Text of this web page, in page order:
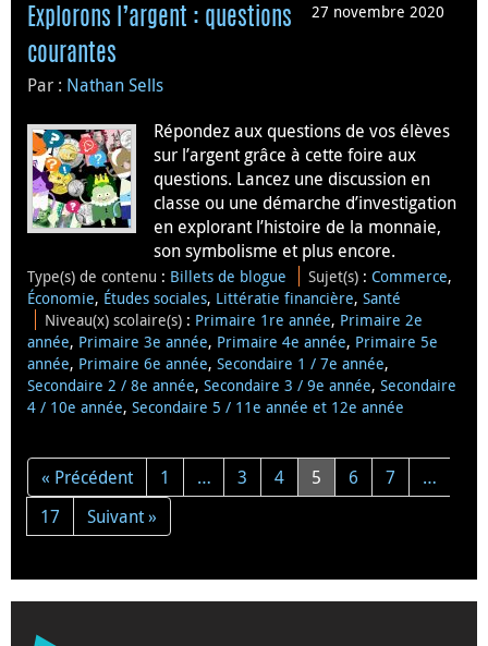
27 novembre 2020
Explorons l’argent : questions
courantes
Par : Nathan Sells
Répondez aux questions de vos élèves
sur l’argent grâce à cette foire aux
questions. Lancez une discussion en
classe ou une démarche d’investigation
en explorant l’histoire de la monnaie,
son symbolisme et plus encore.
Type(s) de contenu : Billets de blogue Sujet(s) :Commerce,
Économie, Études sociales, Littératie financière, Santé
Niveau(x) scolaire(s) : Primaire 1re année, Primaire 2e
année, Primaire 3e année, Primaire 4e année, Primaire 5e
année, Primaire 6e année, Secondaire 1 / 7e année,
Secondaire 2 / 8e année, Secondaire 3 / 9e année, Secondaire
4 / 10e année, Secondaire 5 / 11e année et 12e année
« Précédent 1 … 3 4 5 6 7
…
17
Suivant »